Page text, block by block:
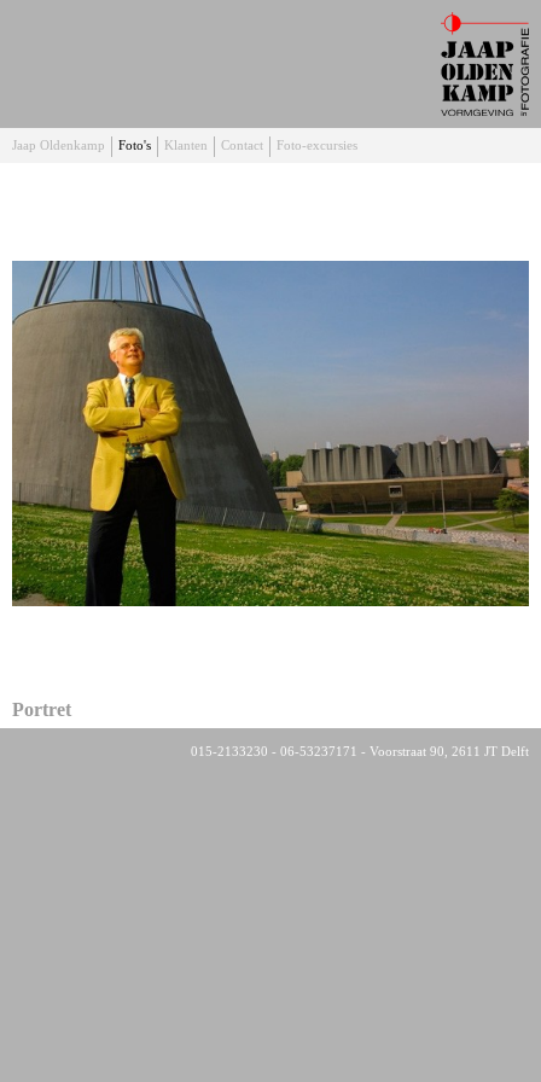
Jaap Oldenkamp Foto's Klanten Contact Foto-excursies
Portret
015-2133230 - 06-53237171 - Voorstraat 90, 2611 JT Delft